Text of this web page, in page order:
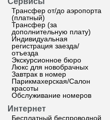
Трансфер от/до аэропорта
(платный)
Трансфер (за
дополнительную плату)
Индивидуальная
регистрация заезда/
отъезда
Экскурсионное бюро
Люкс для новобрачных
Завтрак в номер
Парикмахерская/Салон
красоты
Обслуживание номеров
Интернет
Бесплатный беспроводной